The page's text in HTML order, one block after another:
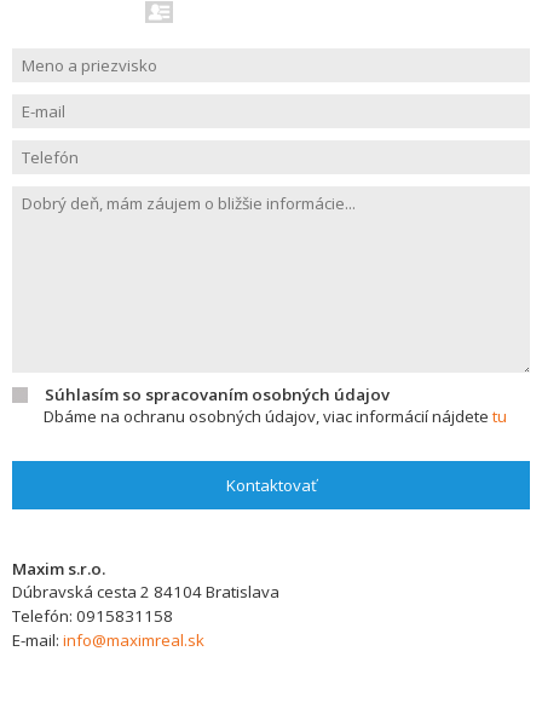
Súhlasím so spracovaním osobných údajov
Dbáme na ochranu osobných údajov, viac informácií nájdete tu
Kontaktovať
Maxim s.r.o.
Dúbravská cesta 2 84104Bratislava
Telefón: 0915831158
E-mail: info@maximreal.sk